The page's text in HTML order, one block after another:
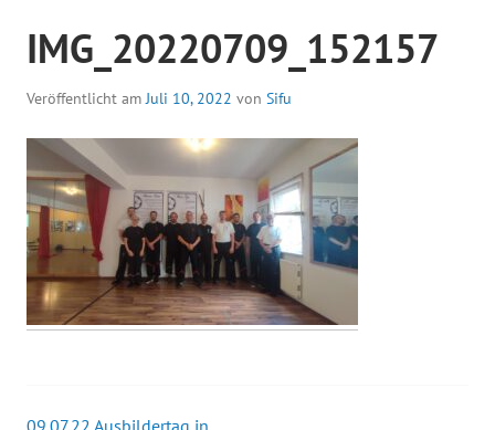
IMG_20220709_152157
Veröffentlicht amJuli 10, 2022 von Sifu